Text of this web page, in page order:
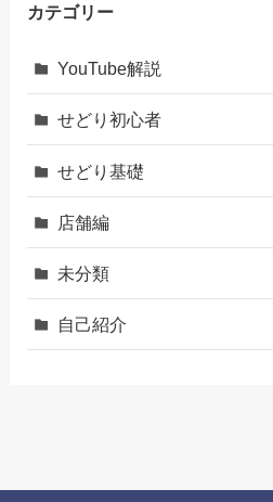
カテゴリー
YouTube解説
せどり初心者
せどり基礎
店舗編
未分類
自己紹介